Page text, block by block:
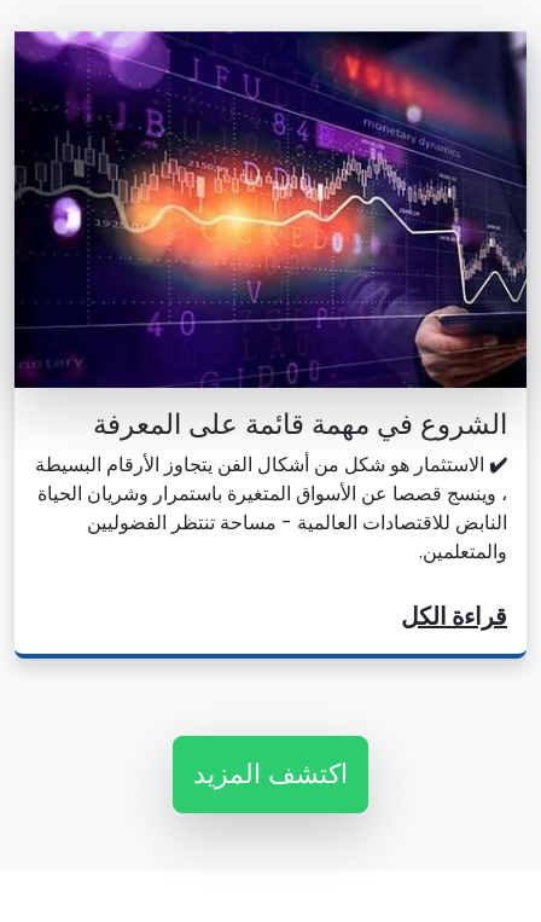
الشروع في مهمة قائمة على المعرفة
✔️ الاستثمار هو شكل من أشكال الفن يتجاوز الأرقام البسيطة
، وينسج قصصا عن الأسواق المتغيرة باستمرار وشريان الحياة
النابض للاقتصادات العالمية - مساحة تنتظر الفضوليين
والمتعلمين.
قراءة الكل
اكتشف المزيد